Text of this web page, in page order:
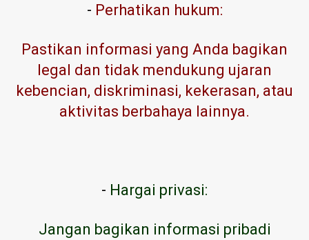
- Perhatikan hukum:
Pastikan informasi yang Anda bagikan
legal dan tidak mendukung ujaran
kebencian, diskriminasi, kekerasan, atau
aktivitas berbahaya lainnya.
- Hargai privasi:
Jangan bagikan informasi pribadi